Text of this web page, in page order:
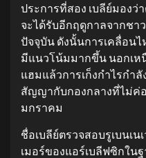
ประการที่สอง เบลีย์มองว่
จะได้รับอีกฤดูกาลจากช
ปัจจุบัน ดังนั้นการเคลื่อนไ
มีแนวโน้มมากขึ้น นอกเห
แฮมแล้วการเก็งกําไรกํา
สัญญากับกองกลางที่ไม่ค่
มกราคม
ชื่อเบลีย์ตรวจสอบรูเบนเ
เมอร์ของแอร์เบลีฟซิกใ